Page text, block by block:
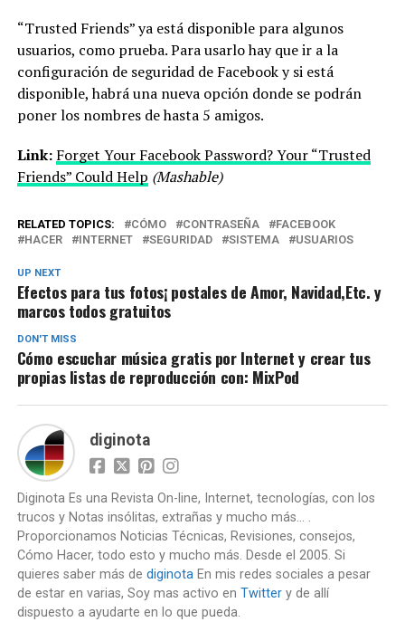
“Trusted Friends” ya está disponible para algunos
usuarios, como prueba. Para usarlo hay que ir a la
configuración de seguridad de Facebook y si está
disponible, habrá una nueva opción donde se podrán
poner los nombres de hasta 5 amigos.
Link: Forget Your Facebook Password? Your “Trusted
Friends” Could Help (Mashable)
RELATED TOPICS: CÓMO CONTRASEÑA
FACEBOOK
HACER
INTERNET SEGURIDAD SISTEMA USUARIOS
UP NEXT
Efectos para tus fotos¡ postales de Amor, Navidad,Etc. y
marcos todos gratuitos
DON'T MISS
Cómo escuchar música gratis por Internet y crear tus
propias listas de reproducción con: MixPod
diginota
Diginota Es una Revista On-line, Internet, tecnologías, con los
trucos y Notas insólitas, extrañas y mucho más... .
Proporcionamos Noticias Técnicas, Revisiones, consejos,
Cómo Hacer, todo esto y mucho más. Desde el 2005. Si
quieres saber más de diginotaEn mis redes sociales a pesar
de estar en varias, Soy mas activo en Twittery de allí
dispuesto a ayudarte en lo que pueda.